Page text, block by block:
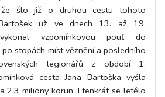
že šlo již o druhou cestu tohoto
už ve dnech 13. až 19.
vzpomínkovou pouť do
stopách míst věznění a posledního
legionářů z období 1.
cesta Jana Bartoška vyšla
2,3 miliony korun. I tenkrát se letělo